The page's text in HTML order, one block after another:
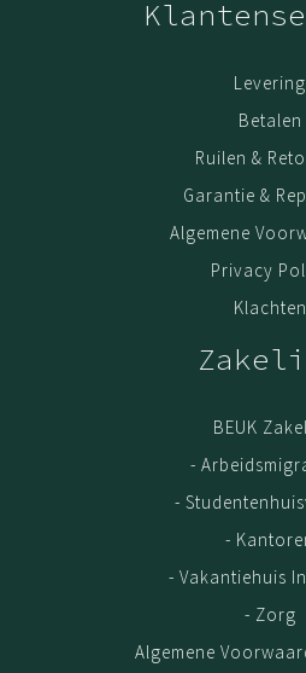
stof en 10 jaar
Zittingbreedte
Hoogte elleboogsteun
Diameter kruisvoet
415-
380
15 °
445
450
440
252
195
Levering
Betalen
Ruilen &
Garantie &
Algemene
Privacy
Klachten
BEUK
-
-
-
- Vakantiehuis
- Zorg
Algemene